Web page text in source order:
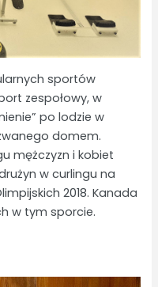
sportów
zespołowy, w
po lodzie w
domem.
mężczyzn i kobiet
w curlingu na
2018. Kanada
w tym sporcie.